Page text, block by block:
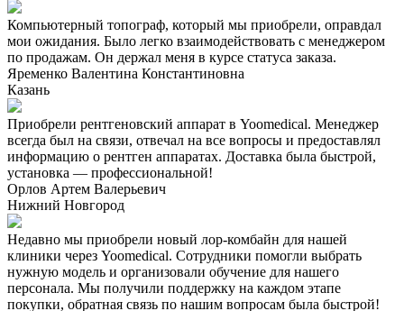
Компьютерный топограф, который мы приобрели, оправдал
мои ожидания. Было легко взаимодействовать с менеджером
по продажам. Он держал меня в курсе статуса заказа.
Яременко Валентина Константиновна
Казань
Приобрели рентгеновский аппарат в Yoomedical. Менеджер
всегда был на связи, отвечал на все вопросы и предоставлял
информацию о рентген аппаратах. Доставка была быстрой,
установка — профессиональной!
Орлов Артем Валерьевич
Нижний Новгород
Недавно мы приобрели новый лор-комбайн для нашей
клиники через Yoomedical. Сотрудники помогли выбрать
нужную модель и организовали обучение для нашего
персонала. Мы получили поддержку на каждом этапе
покупки, обратная связь по нашим вопросам была быстрой!